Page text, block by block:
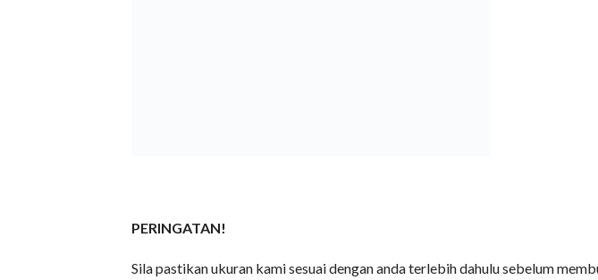
PERINGATAN!
Sila pastikan ukuran kami sesuai dengan anda terlebih dahulu sebelum